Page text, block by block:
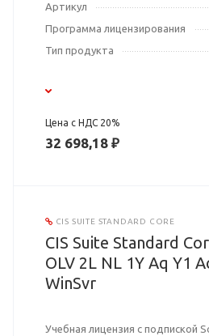
Артикул
Программа лицензирования
Тип продукта
Цена с НДС 20%
32 698,18 ₽
CIS SUITE STANDARD CORE
CIS Suite Standard
OLV 2L NL 1Y Aq Y1
WinSvr
Учебная лицензия с подпиской